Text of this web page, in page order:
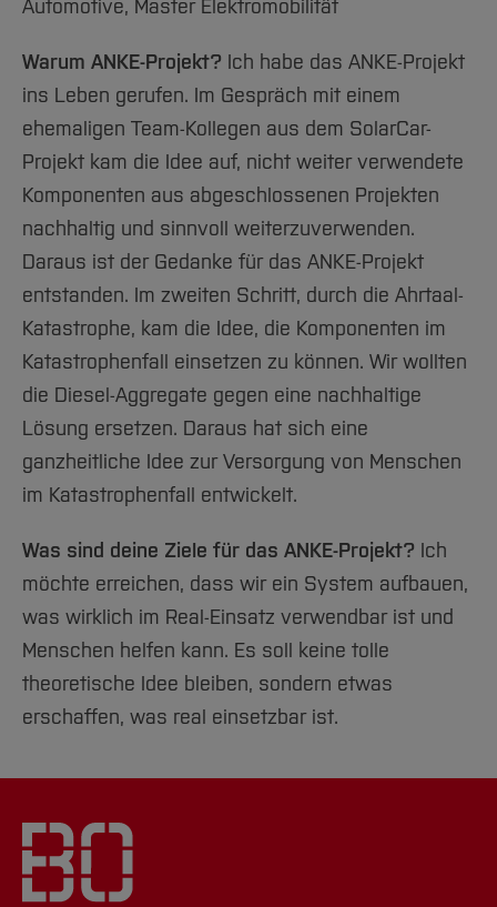
Forschung und Projekte
International
Team
Service
Studiengänge
Studieninteressierte
Aktuelles
Studium
Fachgruppen
Forschung und Entwicklung
International
Team
Service
Amtliche Bekanntmachungen
BO Shop
Familiengerechte Hochschule
Gleichstellung
Diskriminierungsfreie Hochschule
Vertretungen
Wahlen
Hochschulbibliothek
Hochschulkommunikation
International Office
Medienzentrum
qed-Stiftung
Zentrale Studienberatung
Finn
Giona
Muhammed Y.
Jonas
Ali
Dominick
Babak
Aymen
Hossein
Mohammed K.
Lukas
Automotive, Master Elektromobilität
Warum ANKE-Projekt? Ich habe das ANKE-Projekt
ins Leben gerufen. Im Gespräch mit einem
ehemaligen Team-Kollegen aus dem SolarCar-
Projekt kam die Idee auf, nicht weiter verwendete
Komponenten aus abgeschlossenen Projekten
nachhaltig und sinnvoll weiterzuverwenden.
Daraus ist der Gedanke für das ANKE-Projekt
entstanden. Im zweiten Schritt, durch die Ahrtaal-
Katastrophe, kam die Idee, die Komponenten im
Katastrophenfall einsetzen zu können. Wir wollten
die Diesel-Aggregate gegen eine nachhaltige
Lösung ersetzen. Daraus hat sich eine
ganzheitliche Idee zur Versorgung von Menschen
im Katastrophenfall entwickelt.
Was sind deine Ziele für das ANKE-Projekt? Ich
möchte erreichen, dass wir ein System aufbauen,
was wirklich im Real-Einsatz verwendbar ist und
Menschen helfen kann. Es soll keine tolle
theoretische Idee bleiben, sondern etwas
erschaffen, was real einsetzbar ist.